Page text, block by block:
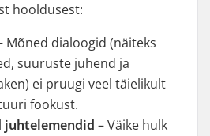
hooldusest:
Mõned dialoogid (näiteks
suuruste juhend ja
ei pruugi veel täielikult
fookust.
juhtelemendid – Väike hulk